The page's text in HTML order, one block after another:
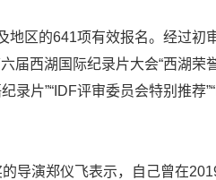
地区的641项有效报名。经过初
届西湖国际纪录片大会“西湖荣
录片”“IDF评审委员会特别推荐
导演郑仪飞表示，自己曾在